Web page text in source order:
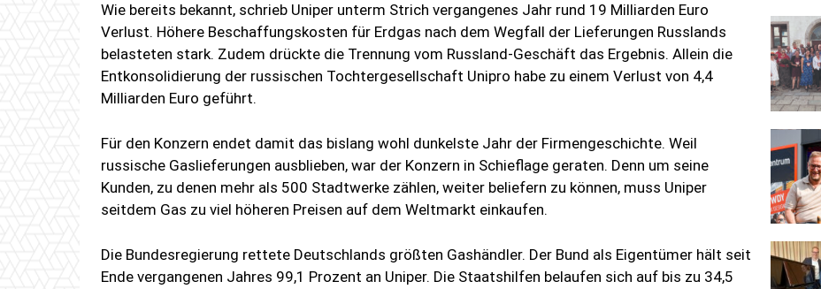
Wie bereits bekannt, schrieb Uniper unterm Strich vergangenes Jahr rund 19 Milliarden Euro
Verlust. Höhere Beschaffungskosten für Erdgas nach dem Wegfall der Lieferungen Russlands
belasteten stark. Zudem drückte die Trennung vom Russland-Geschäft das Ergebnis. Allein die
Entkonsolidierung der russischen Tochtergesellschaft Unipro habe zu einem Verlust von 4,4
Milliarden Euro geführt.
Für den Konzern endet damit das bislang wohl dunkelste Jahr der Firmengeschichte. Weil
russische Gaslieferungen ausblieben, war der Konzern in Schieflage geraten. Denn um seine
Kunden, zu denen mehr als 500 Stadtwerke zählen, weiter beliefern zu können, muss Uniper
seitdem Gas zu viel höheren Preisen auf dem Weltmarkt einkaufen.
Die Bundesregierung rettete Deutschlands größten Gashändler. Der Bund als Eigentümer hält seit
Ende vergangenen Jahres 99,1 Prozent an Uniper. Die Staatshilfen belaufen sich auf bis zu 34,5